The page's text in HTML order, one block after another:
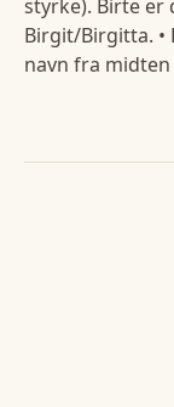
styrke). Birte er
Birgit/Birgitta.
navn fra midten